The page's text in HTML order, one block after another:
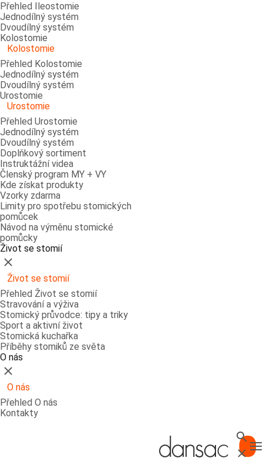
Přehled Ileostomie
Jednodílný systém
Dvoudílný systém
Kolostomie
Kolostomie
Přehled Kolostomie
Jednodílný systém
Dvoudílný systém
Urostomie
Urostomie
Přehled Urostomie
Jednodílný systém
Dvoudílný systém
Doplňkový sortiment
Instruktážní videa
Členský program MY + VY
Kde získat produkty
Vzorky zdarma
Limity pro spotřebu stomických
pomůcek
Návod na výměnu stomické
pomůcky
Život se stomií
Zavřít
Život se stomií
Přehled Život se stomií
Stravování a výživa
Stomický průvodce: tipy a triky
Sport a aktivní život
Stomická kuchařka
Příběhy stomiků ze světa
O nás
Zavřít
O nás
Přehled O nás
Kontakty
Hledat
Zavřít